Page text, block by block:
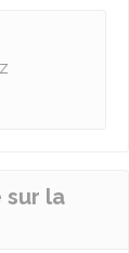
sur la